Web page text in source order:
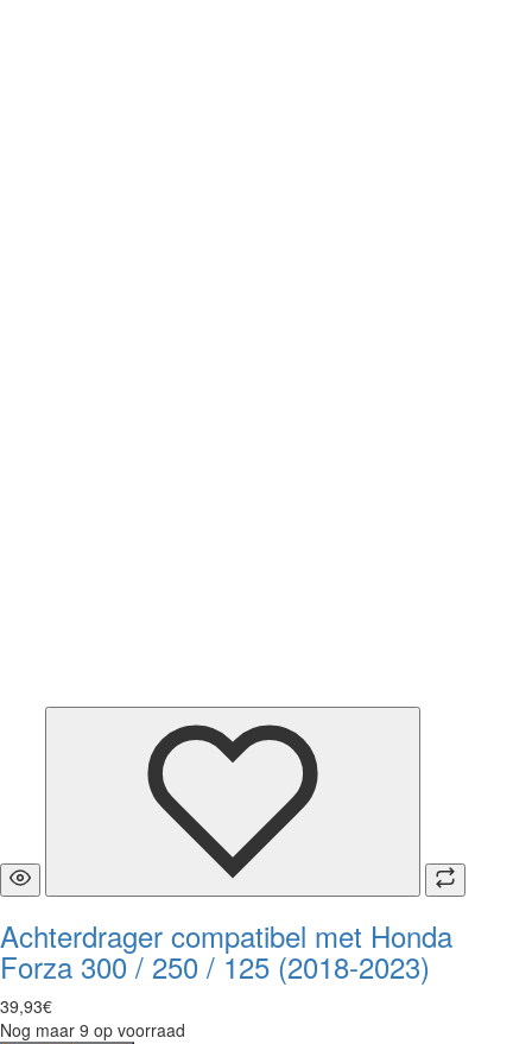
Achterdrager compatibel met Honda
Forza 300 / 250 / 125 (2018-2023)
39,93€
Nog maar 9 op voorraad